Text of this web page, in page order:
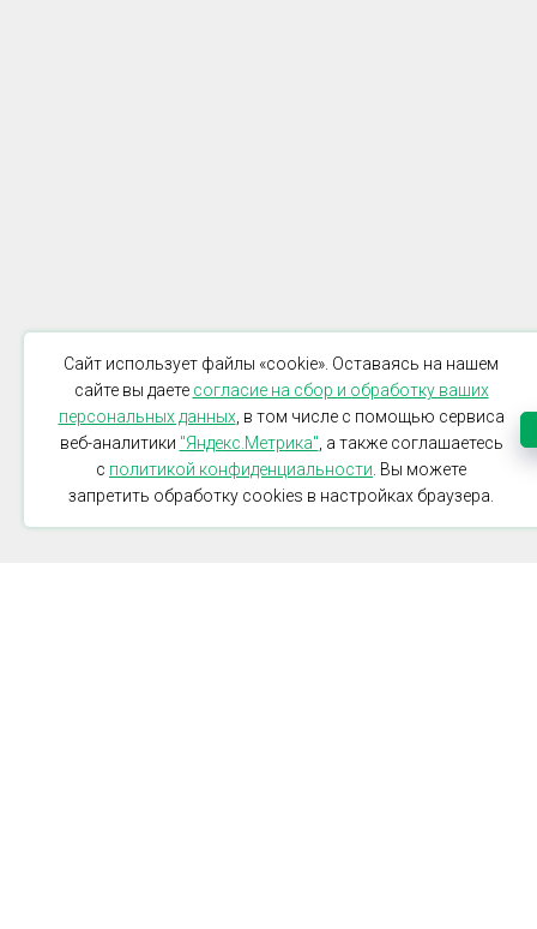
Сайт использует файлы «cookie». Оставаясь на нашем
сайте вы даете согласие на сбор и обработку ваших
персональных данных, в том числе с помощью сервиса
веб-аналитики "Яндекс.Метрика" , а также соглашаетесь
с политикой конфиденциальности . Вы можете
запретить обработку cookies в настройках браузера.